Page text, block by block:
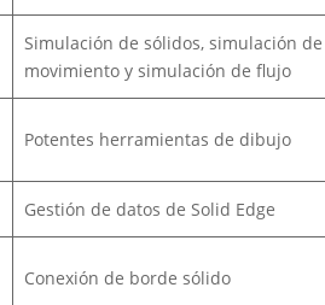
Simulación de sólidos, simulación de
movimiento y simulación de flujo
Potentes herramientas de dibujo
Gestión de datos de Solid Edge
Conexión de borde sólido